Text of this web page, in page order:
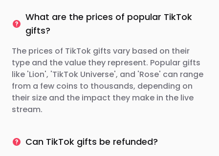
What are the prices of popular TikTok
gifts?
The prices of TikTok gifts vary based on their
type and the value they represent. Popular gifts
like 'Lion', 'TikTok Universe', and 'Rose' can range
from a few coins to thousands, depending on
their size and the impact they make in the live
stream.
Can TikTok gifts be refunded?